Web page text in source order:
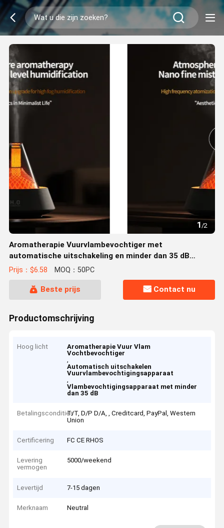
1/2
Aromatherapie Vuurvlambevochtiger met
automatische uitschakeling en minder dan 35 dB
geluidsniveau
Prijs：$6.58 MOQ：50PC
Beste prijs Contact nu
Productomschrijving
Hoog licht
Aromatherapie Vuur Vlam
Vochtbevochtiger
,
Automatisch uitschakelen
Vuurvlambevochtigingsapparaat
,
Vlambevochtigingsapparaat met minder
dan 35 dB
BetalingsconditiesT/T, D/P D/A, , Creditcard, PayPal, Western
Union
Certificering FC CE RHOS
Levering
vermogen
5000/weekend
Levertijd 7-15 dagen
Merknaam Neutral